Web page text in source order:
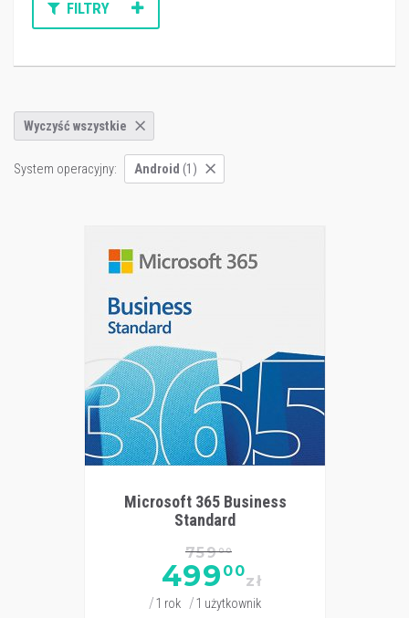
FILTRY
Wyczyść wszystkie
System operacyjny: Android (1)
Microsoft 365 Business
Standard
75900
499 00
zł
1 rok 1 użytkownik